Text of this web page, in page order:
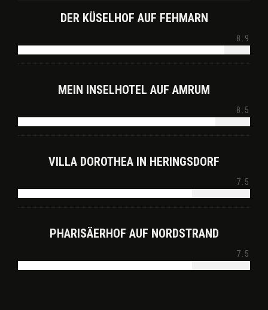
DER KÜSELHOF AUF FEHMARN
8.9
MEIN INSELHOTEL AUF AMRUM
8.5
VILLA DOROTHEA IN HERINGSDORF
7.5
PHARISÄERHOF AUF NORDSTRAND
7.5